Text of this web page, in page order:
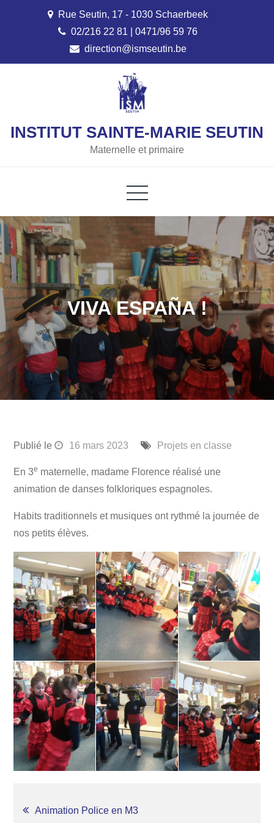
Rue Seutin, 17 - 1030 Schaerbeek
02/216 22 81 | 0471/96 59 76
direction@ismseutin.be
INSTITUT SAINTE-MARIE SEUTIN
Maternelle et primaire
VIVA ESPAÑA !
Publié le 16 mars 2023 Projets en classe
En 3e maternelle, madame Florence réalisé une
animation de danses folkloriques espagnoles.
Habits traditionnels et musiques ont rythmé la journée de
nos petits élèves.
NAVIGATION
Animation Police en M3